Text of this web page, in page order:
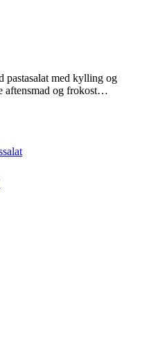
pastasalat med kylling og
aftensmad og frokost…